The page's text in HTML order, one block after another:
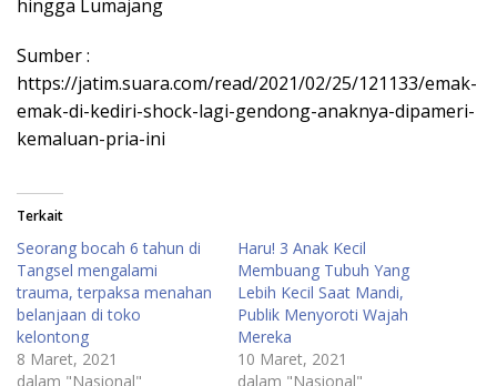
hingga Lumajang
Sumber :
https://jatim.suara.com/read/2021/02/25/121133/emak-
emak-di-kediri-shock-lagi-gendong-anaknya-dipameri-
kemaluan-pria-ini
Terkait
Seorang bocah 6 tahun di
Tangsel mengalami
trauma, terpaksa menahan
belanjaan di toko
kelontong
8 Maret, 2021
dalam "Nasional"
Haru! 3 Anak Kecil
Membuang Tubuh Yang
Lebih Kecil Saat Mandi,
Publik Menyoroti Wajah
Mereka
10 Maret, 2021
dalam "Nasional"